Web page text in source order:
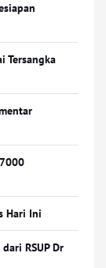
Tersangka
Hari Ini
RSUP Dr